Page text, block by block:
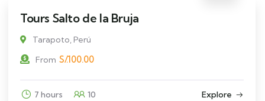
Tours Salto de la Bruja
Tarapoto, Perú
From S/.100.00
7 hours 10 Explore